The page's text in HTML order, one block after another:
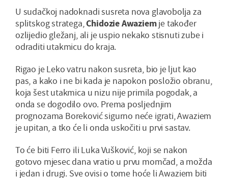
U sudačkoj nadoknadi susreta nova glavobolja za
splitskog stratega,Chidozie Awaziemje također
ozlijedio gležanj, ali je uspio nekako stisnuti zube i
odraditi utakmicu do kraja.
Rigao je Leko vatru nakon susreta, bio je ljut kao
pas, a kako i ne bi kada je napokon posložio obranu,
koja šest utakmica u nizu nije primila pogodak, a
onda se dogodilo ovo. Prema posljednjim
prognozama Boreković sigurno neće igrati, Awaziem
je upitan, a tko će li onda uskočiti u prvi sastav.
To će biti Ferro ili Luka Vušković, koji se nakon
gotovo mjesec dana vratio u prvu momčad, a možda
i jedan i drugi. Sve ovisi o tome hoće li Awaziem biti